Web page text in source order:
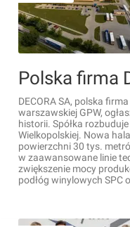
DECORA SA, polska
warszawskiej GPW,
historii. Spółka
Wielkopolskiej. Nowa
powierzchni 30 tys.
w zaawansowane linie
zwiększenie mocy
podłóg winylowych SPC